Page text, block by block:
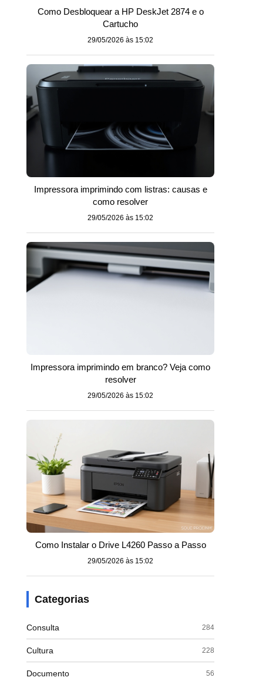
Como Desbloquear a HP DeskJet 2874 e o
Cartucho
29/05/2026 às 15:02
Impressora imprimindo com listras: causas e
como resolver
29/05/2026 às 15:02
Impressora imprimindo em branco? Veja como
resolver
29/05/2026 às 15:02
Como Instalar o Drive L4260 Passo a Passo
29/05/2026 às 15:02
Categorias
Consulta 284
Cultura 228
Documento 56